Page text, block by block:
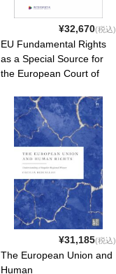
¥32,670(税込)
EU Fundamental Rights
as a Special Source for
the European Court of
ISBN: 9781839705939
¥31,185(税込)
The European Union and
Human